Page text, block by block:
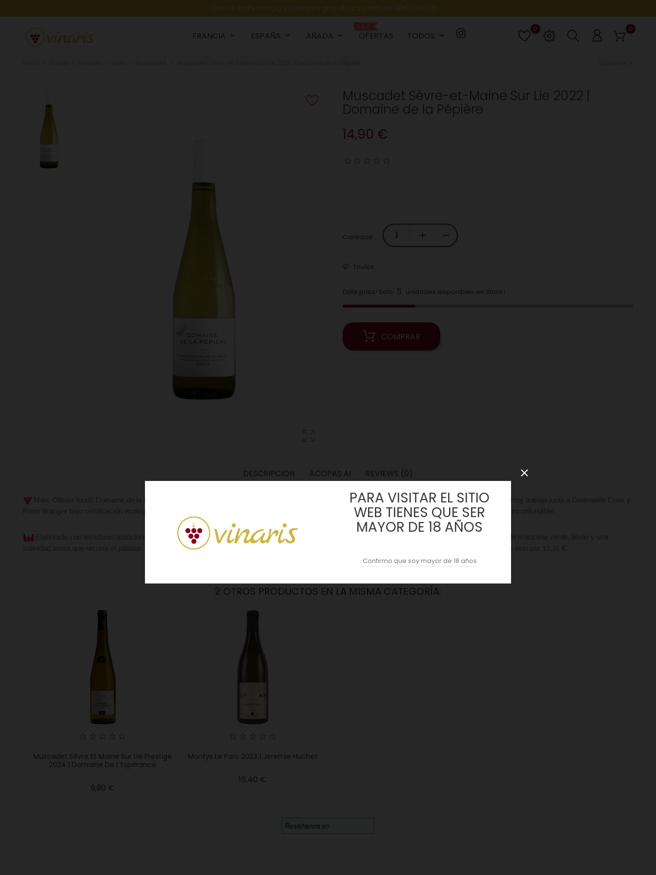
Envios en Península y Baleares gratuitos a partir de 90€ | 48-72h
FRANCIA keyboard_arrow_down ESPAÑA keyboard_arrow_down AÑADA keyboard_arrow_down OFERTAS TODOS keyboard_arrow_down
0
Lista
de
0
Muscadet Sèvre-et-Maine Sur Lie 2022 |
Domaine de la Pépière
14,90 €
Cantidad :
Envíos
Date prisa! Solo 5 unidades disponibles en Stock!
COMPRAR
DESCRIPCION ACOPAS AI REVIEWS (0)
Marc Ollivier fundó Domaine de la Pépière en 1984 en Maisdon-sur-Sèvre, pionero de la viticultura sin química décadas antes de que fuera tendencia. Hoy trabaja junto a Gwénaëlle Croix y
Rémi Branger bajo certificación ecológica y biodinámica. Sus viñas de unos 30 años arraigan en suelos de granito y gneis, la base de su carácter mineral inconfundible.
Elaborado con levaduras autóctonas, criado sur lie durante el invierno, sin clarificación, sin filtración y con SO₂ mínimo, este Muscadet 2022 desprende manzana verde, limón y una
salinidad tensa que recorre el paladar. Lejos del vino ligero y efímero que muchos asocian a la appellation, tiene estructura real y potencial de guarda. Todo esto por 12,31 €.
2 OTROS PRODUCTOS EN LA MISMA CATEGORÍA:
Muscadet Sèvre Et Maine Sur Lie Prestige
2024 | Domaine De L’Espérance
9,90 €
Montys Le Parc 2023 | Jeremie Huchet
16,40 €
PARA VISITAR EL SITIO
WEB TIENES QUE SER
MAYOR DE 18 AÑOS
Confirmo que soy mayor de 18 años